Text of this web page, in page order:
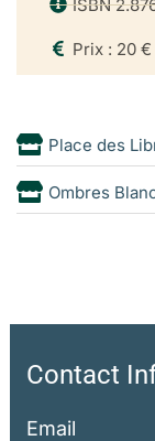
REPÈRES
ISBN
Prix : 20 €
Place des
Ombres
Contact
Email